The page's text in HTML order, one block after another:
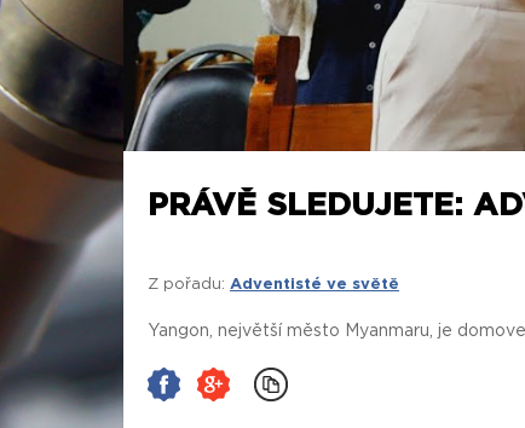
PRÁVĚ SLEDUJETE:
Z pořadu: Adventisté ve světě
Yangon, největší město Myanmaru, je